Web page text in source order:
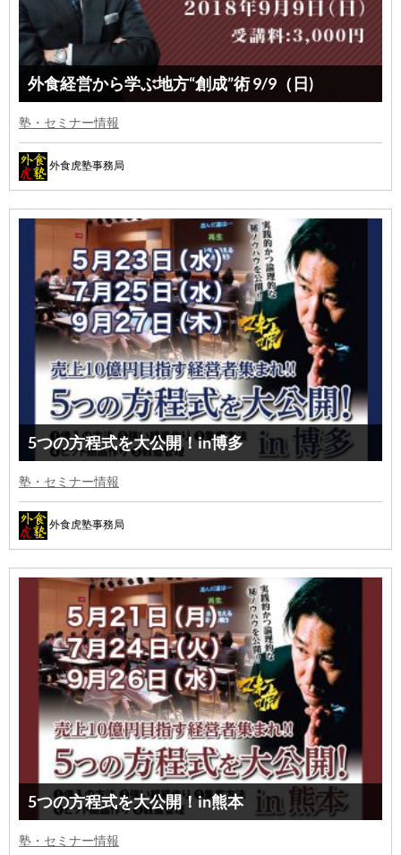
外食経営から学ぶ地方“創成”術 9/9（日)
塾・セミナー情報
外食虎塾事務局
5つの方程式を大公開！in博多
塾・セミナー情報
外食虎塾事務局
5つの方程式を大公開！in熊本
塾・セミナー情報